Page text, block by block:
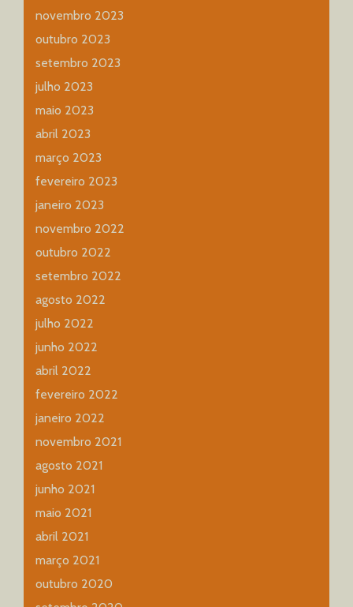
novembro 2023
outubro 2023
setembro 2023
julho 2023
maio 2023
abril 2023
março 2023
fevereiro 2023
janeiro 2023
novembro 2022
outubro 2022
setembro 2022
agosto 2022
julho 2022
junho 2022
abril 2022
fevereiro 2022
janeiro 2022
novembro 2021
agosto 2021
junho 2021
maio 2021
abril 2021
março 2021
outubro 2020